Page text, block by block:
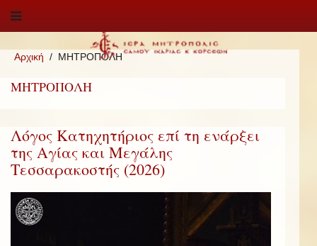
Αρχική ΜΗΤΡΟΠΟΛΗ
ΜΗΤΡΟΠΟΛΗ
Λόγος Κατηχητήριος επί τη ενάρξει
της Αγίας και Μεγάλης
Τεσσαρακοστής (2026)